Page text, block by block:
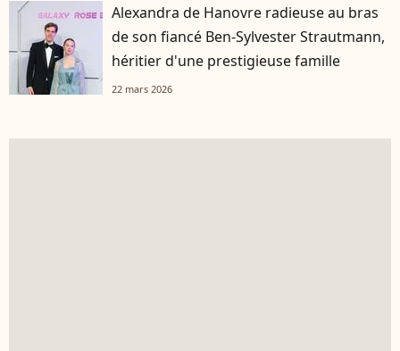
Alexandra de Hanovre radieuse au bras
de son fiancé Ben-Sylvester Strautmann,
héritier d'une prestigieuse famille
22 mars 2026